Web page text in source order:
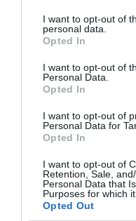
not limited to your visit
grant or deny consent to
use your data for below
consent section.
I want to opt-out of
personal data.
Opted In
I want to opt-out of
Personal Data.
Opted In
I want to opt-out of
Personal Data for
Opted In
I want to opt-out of
Retention, Sale,
Personal Data that
Purposes for which
Opted Out
Πρόσφατα